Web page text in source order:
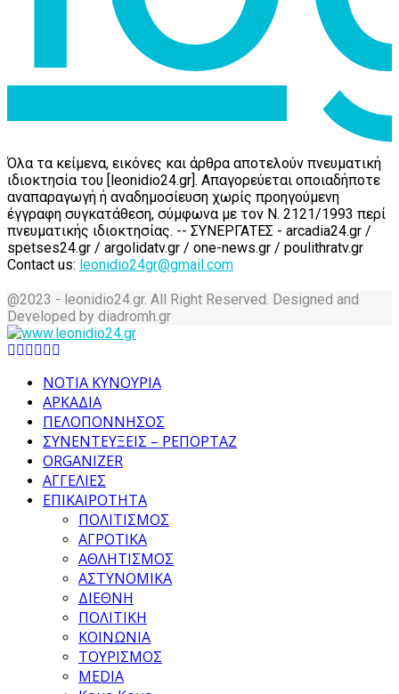
Όλα τα κείμενα, εικόνες και άρθρα αποτελούν πνευματική
ιδιοκτησία του [leonidio24.gr]. Απαγορεύεται οποιαδήποτε
αναπαραγωγή ή αναδημοσίευση χωρίς προηγούμενη
έγγραφη συγκατάθεση, σύμφωνα με τον Ν. 2121/1993 περί
πνευματικής ιδιοκτησίας. -- ΣΥΝΕΡΓΑΤΕΣ - arcadia24.gr /
spetses24.gr / argolidatv.gr / one-news.gr / poulithratv.gr
Contact us: leonidio24gr@gmail.com
@2023 - leonidio24.gr. All Right Reserved. Designed and
Developed by diadromh.gr
Facebook
Twitter
Instagram
Pinterest
Tumblr
ΝΟΤΙΑ ΚΥΝΟΥΡΙΑ
ΑΡΚΑΔΙΑ
ΠΕΛΟΠΟΝΝΗΣΟΣ
ΣΥΝΕΝΤΕΥΞΕΙΣ – ΡΕΠΟΡΤΑΖ
ORGANIZER
ΑΓΓΕΛΙΕΣ
ΕΠΙΚΑΙΡΟΤΗΤΑ
ΠΟΛΙΤΙΣΜΟΣ
ΑΓΡΟΤΙΚΑ
ΑΘΛΗΤΙΣΜΟΣ
ΑΣΤΥΝΟΜΙΚΑ
ΔΙΕΘΝΗ
ΠΟΛΙΤΙΚΗ
ΚΟΙΝΩΝΙΑ
ΤΟΥΡΙΣΜΟΣ
MEDIA